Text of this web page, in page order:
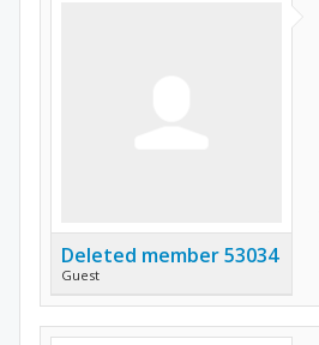
Deleted member 53034
Guest